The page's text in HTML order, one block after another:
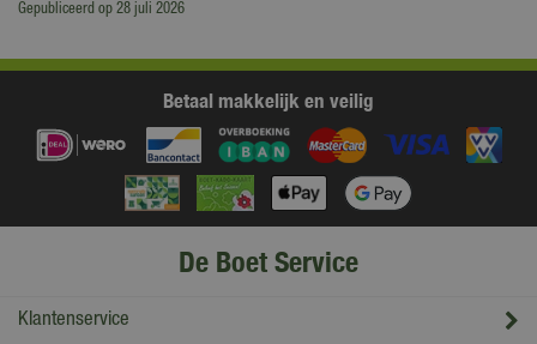
Gepubliceerd op 28 juli 2026
Betaal makkelijk en veilig
De Boet Service
Klantenservice